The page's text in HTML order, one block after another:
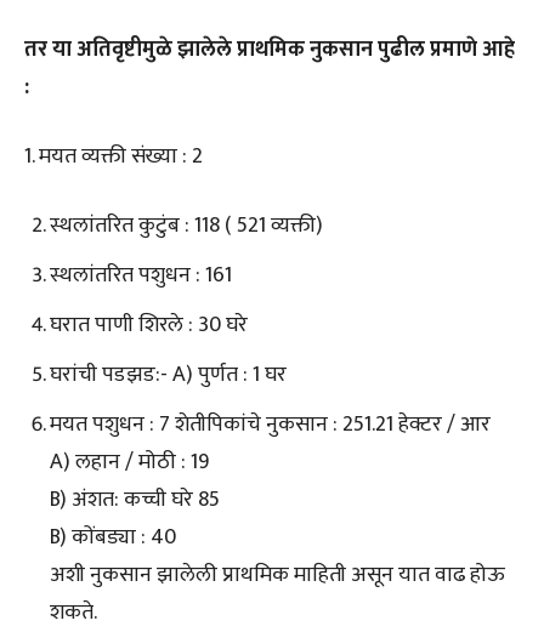
तर या अतिवृष्टीमुळे झालेले प्राथमिक नुकसान पुढील प्रमाणे आहे
:
1. मयत व्यक्ती संख्या : 2
स्थलांतरित कुटुंब : 118 ( 521 व्यक्ती)
स्थलांतरित पशुधन : 161
घरात पाणी शिरले : 30 घरे
घरांची पडझड:- A) पुर्णत : 1 घर
मयत पशुधन : 7 शेतीपिकांचे नुकसान : 251.21 हेक्टर / आर
A) लहान / मोठी : 19
B) अंशत: कच्ची घरे 85
B) कोंबड्या : 40
अशी नुकसान झालेली प्राथमिक माहिती असून यात वाढ होऊ
शकते.